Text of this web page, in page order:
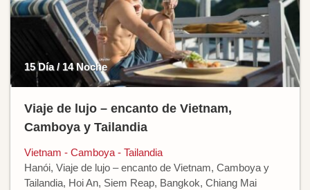
15 Día / 14 Noche
Viaje de lujo – encanto de Vietnam,
Camboya y Tailandia
Vietnam - Camboya - Tailandia
Hanói, Viaje de lujo – encanto de Vietnam, Camboya y
Tailandia, Hoi An, Siem Reap, Bangkok, Chiang Mai